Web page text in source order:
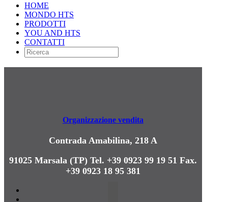
HOME
MONDO HTS
PRODOTTI
YOU AND HTS
CONTATTI
Organizzazione vendita
Contrada Amabilina, 218 A
91025 Marsala (TP)Tel. +39 0923 99 19 51 Fax.
+39 0923 18 95 381